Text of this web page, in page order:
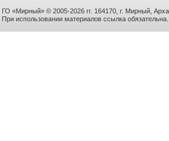
ГО «Мирный» © 2005-2026 гг. 164170, г. Мирный,
При использовании материалов ссылка обязательна.